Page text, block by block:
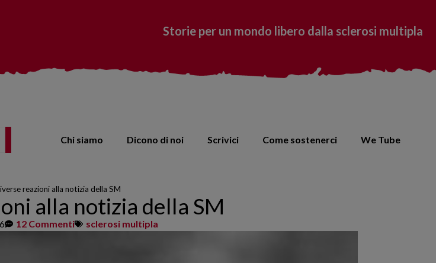
Storie per un mondo libero dalla sclerosi multipla
Chi siamo Dicono di noi Scrivici Come sostenerci We Tube
reazioni alla notizia della SM
alla notizia della SM
12 Commenti sclerosi multipla